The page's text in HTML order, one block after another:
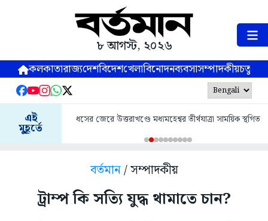
৮ আগস্ট, ২০২৬
কলকাতারাজ্যদেশবিদেশখেলাবিনোদনব্যবসাসম্পাদকীয়
এই
মুহূর্তে
ধসের জেরে উত্তরাখণ্ডে মধ্যমহেশ্বর তীর্থযাত্রা সাময়িক স্থগিত জনগণকে
বর্তমান/ সম্পাদকীয়
ট্রাম্প কি সত্যি যুদ্ধ থামাতে চান?